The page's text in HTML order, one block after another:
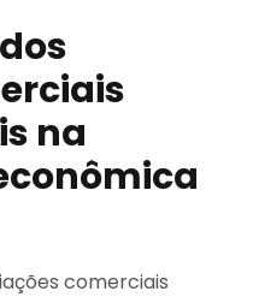
na
comerciais